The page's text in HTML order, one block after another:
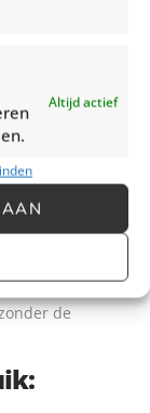
Altijd actief
aan
en
tijd.
is
de